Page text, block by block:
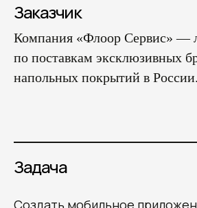
Заказчик
Компания «Флоор Сервис» —
по поставкам эксклюзивных
напольных покрытий в России.
Задача
Создать мобильное